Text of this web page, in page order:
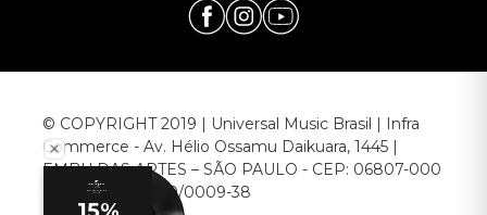
© COPYRIGHT 2019 | Universal Music Brasil | Infra
Commerce - Av. Hélio Ossamu Daikuara, 1445 |
EMBU DAS ARTES – SÃO PAULO - CEP: 06807-000
CNPJ: 00.952.789/0009-38